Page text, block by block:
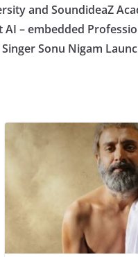
and SoundideaZ
AI – embedded
Sonu Nigam